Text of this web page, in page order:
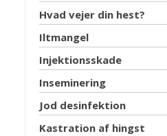
Hvad vejer din hest?
Iltmangel
Injektionsskade
Inseminering
Jod desinfektion
Kastration af hingst